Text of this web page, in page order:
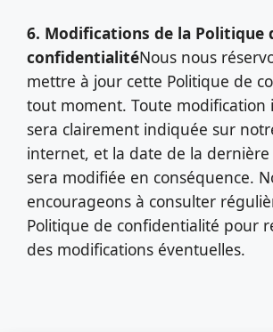
6. Modifications de la Politique
confidentialitéNous nous
mettre à jour cette Politique de
tout moment. Toute modification
sera clairement indiquée sur
internet, et la date de la
sera modifiée en conséquence.
encourageons à consulter
Politique de confidentialité pour
des modifications éventuelles.